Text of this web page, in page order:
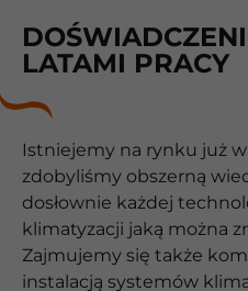
LATAMI PRACY
Istniejemy na rynku już
zdobyliśmy obszerną
dosłownie każdej
klimatyzacji jaką można
Zajmujemy się także
instalacją systemów